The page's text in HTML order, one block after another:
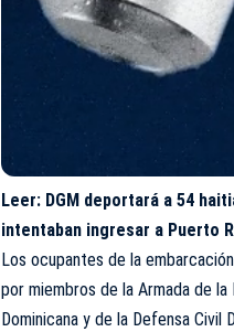
Leer: DGM deportará a 54
intentaban ingresar a Puerto
Los ocupantes de la
por miembros de la Armada de la
Dominicana y de la Defensa Civil